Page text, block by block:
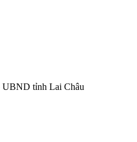
UBND tỉnh Lai Châu